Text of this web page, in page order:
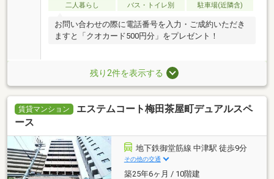
二人暮らし
バス・トイレ別 駐車場(近隣含)
お問い合わせの際に電話番号を入力・ご成約いただき
ますと「クオカード500円分」をプレゼント！
残り2件を表示する
賃貸マンション
エステムコート梅田茶屋町デュアルスペ
ース
地下鉄御堂筋線 中津駅 徒歩9分
その他の交通
築25年6ヶ月 / 10階建